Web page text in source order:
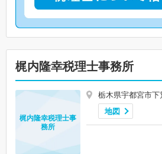
梶内隆幸税理士事務所
栃木県宇都宮市
地図
梶内隆幸税理士事
務所